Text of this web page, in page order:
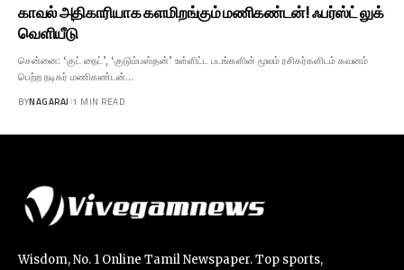
காவல் அதிகாரியாக களமிறங்கும் மணிகண்டன்! ஃபர்ஸ்ட் லுக்
வெளியீடு
சென்னை: ‘குட் நைட்’, ‘குடும்பஸ்தன்’ உள்ளிட்ட படங்களின் மூலம் ரசிகர்களிடம் கவனம்
பெற்ற நடிகர் மணிகண்டன்…
BYNAGARAJ 1 MIN READ
Wisdom, No. 1 Online Tamil Newspaper. Top sports,